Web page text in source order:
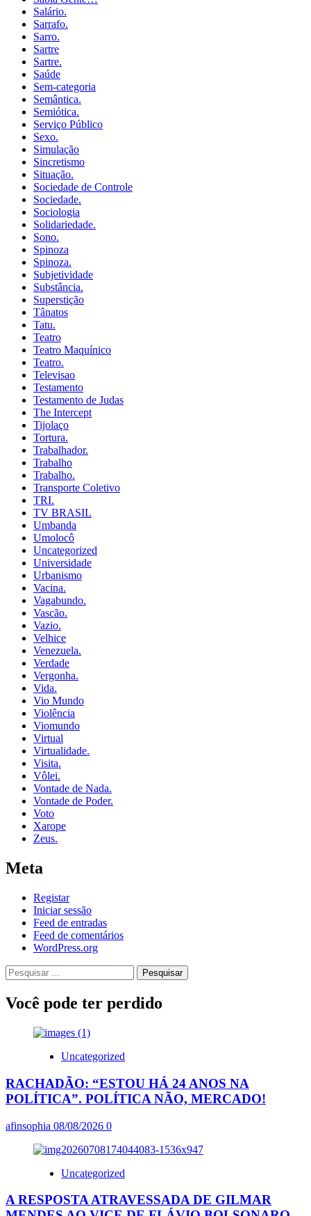
Salário.
Sarrafo.
Sarro.
Sartre
Sartre.
Saúde
Sem-categoria
Semântica.
Semiótica.
Serviço Público
Sexo.
Simulação
Sincretismo
Situação.
Sociedade de Controle
Sociedade.
Sociologia
Solidariedade.
Sono.
Spinoza
Spinoza.
Subjetividade
Substância.
Superstição
Tânatos
Tatu.
Teatro
Teatro Maquínico
Teatro.
Televisao
Testamento
Testamento de Judas
The Intercept
Tijolaço
Tortura.
Trabalhador.
Trabalho
Trabalho.
Transporte Coletivo
TRI.
TV BRASIL
Umbanda
Umolocô
Uncategorized
Universidade
Urbanismo
Vacina.
Vagabundo.
Vascão.
Vazio.
Velhice
Venezuela.
Verdade
Vergonha.
Vida.
Vio Mundo
Violência
Viomundo
Virtual
Virtualidade.
Visita.
Vôlei.
Vontade de Nada.
Vontade de Poder.
Voto
Xarope
Zeus.
Meta
Registar
Iniciar sessão
Feed de entradas
Feed de comentários
WordPress.org
Pesquisar
por:
Você pode ter perdido
Uncategorized
RACHADÃO: “ESTOU HÁ 24 ANOS NA
POLÍTICA”. POLÍTICA NÃO, MERCADO!
afinsophia 08/08/2026 0
Uncategorized
A RESPOSTA ATRAVESSADA DE GILMAR